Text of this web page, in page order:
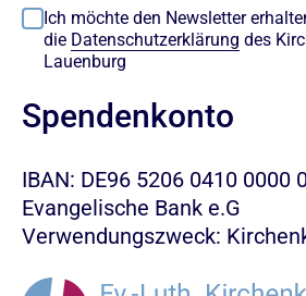
Ich möchte den Newsletter
die Datenschutzerklärung des
Lauenburg
Spendenkonto
IBAN: DE96 5206 0410 0000
Evangelische Bank e.G
Verwendungszweck: